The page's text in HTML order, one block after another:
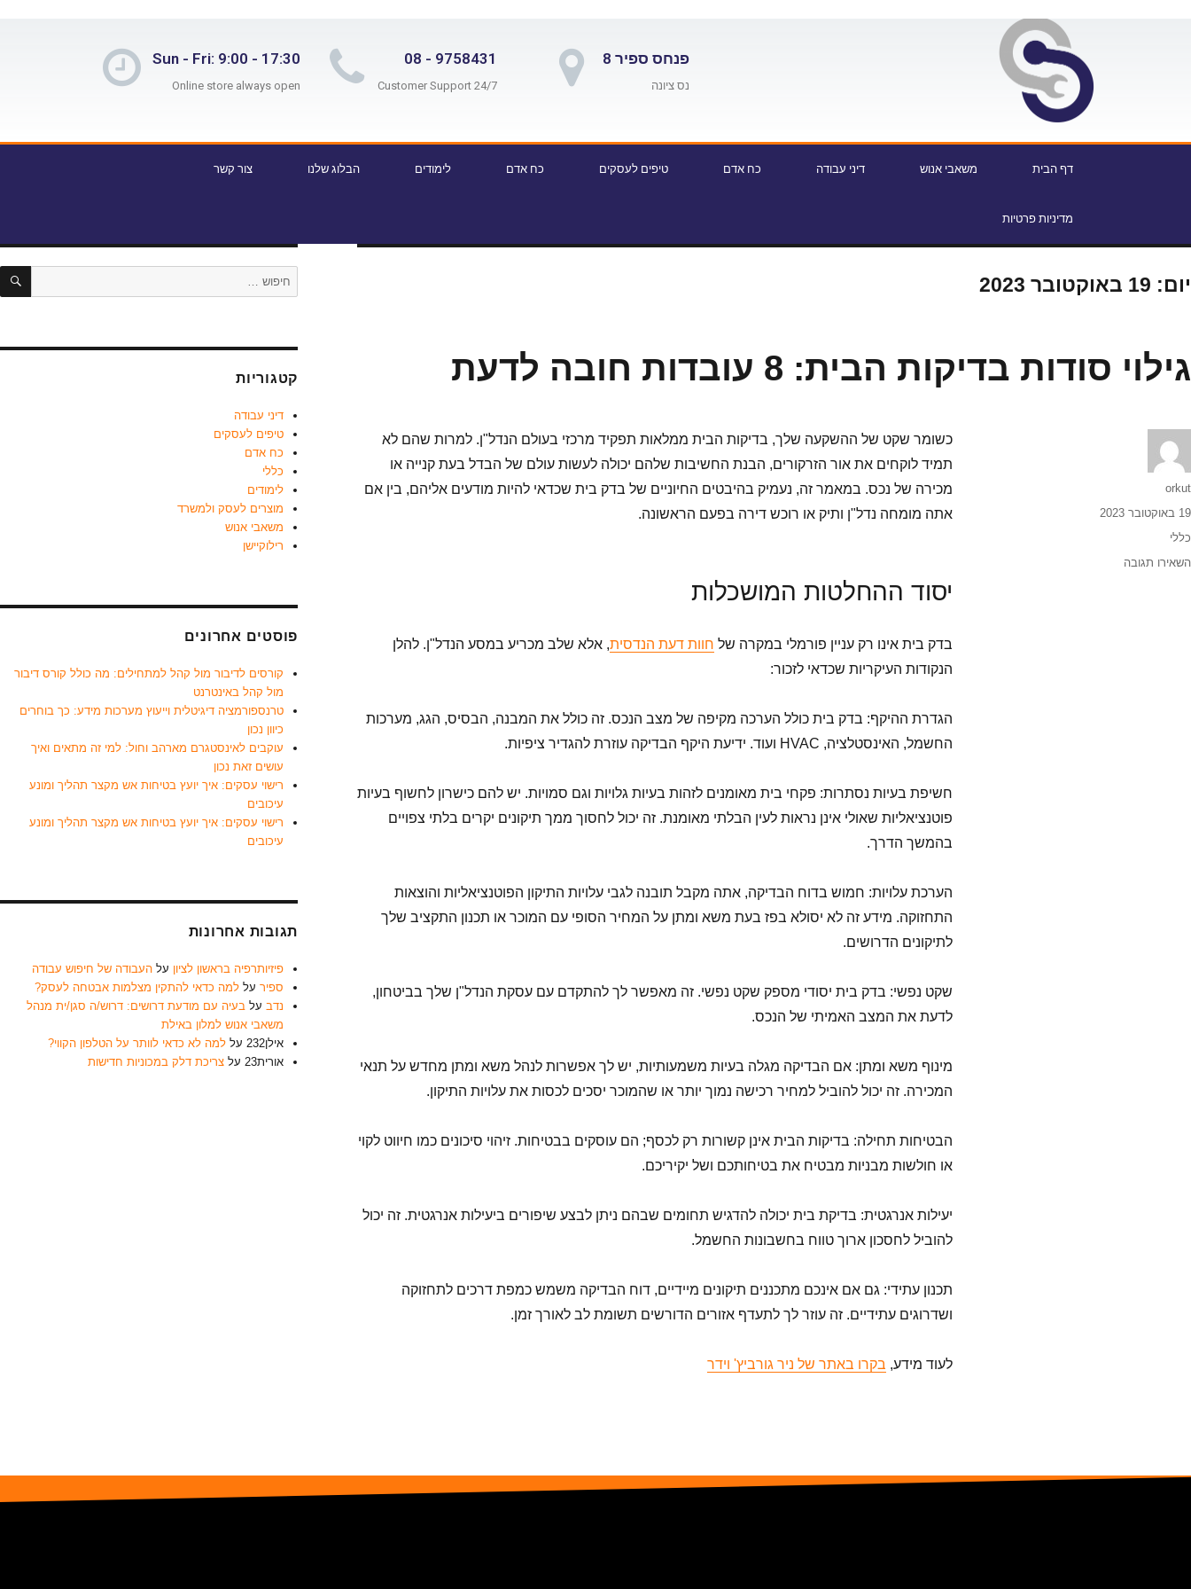
פנחס ספיר 8
נס ציונה
9758431 - 08
24/7 Customer Support
Sun - Fri: 9:00 - 17:30
Online store always open
דף הבית משאבי אנוש דיני עבודה כח אדם טיפים לעסקים כח אדם לימודים הבלוג שלנו צור קשר
מדיניות פרטיות
יום: 19 באוקטובר 2023
גילוי סודות בדיקות הבית: 8 עובדות חובה לדעת
כשומר שקט של ההשקעה שלך, בדיקות הבית ממלאות תפקיד מרכזי בעולם הנדל"ן. למרות שהם לא
תמיד לוקחים את אור הזרקורים, הבנת החשיבות שלהם יכולה לעשות עולם של הבדל בעת קנייה או
מכירה של נכס. במאמר זה, נעמיק בהיבטים החיוניים של בדק בית שכדאי להיות מודעים אליהם, בין אם
אתה מומחה נדל"ן ותיק או רוכש דירה בפעם הראשונה.
יסוד ההחלטות המושכלות
בדק בית אינו רק עניין פורמלי במקרה של חוות דעת הנדסית, אלא שלב מכריע במסע הנדל"ן. להלן
הנקודות העיקריות שכדאי לזכור:
הגדרת ההיקף: בדק בית כולל הערכה מקיפה של מצב הנכס. זה כולל את המבנה, הבסיס, הגג, מערכות
החשמל, האינסטלציה, HVAC ועוד. ידיעת היקף הבדיקה עוזרת להגדיר ציפיות.
חשיפת בעיות נסתרות: פקחי בית מאומנים לזהות בעיות גלויות וגם סמויות. יש להם כישרון לחשוף בעיות
פוטנציאליות שאולי אינן נראות לעין הבלתי מאומנת. זה יכול לחסוך ממך תיקונים יקרים בלתי צפויים
בהמשך הדרך.
הערכת עלויות: חמוש בדוח הבדיקה, אתה מקבל תובנה לגבי עלויות התיקון הפוטנציאליות והוצאות
התחזוקה. מידע זה לא יסולא בפז בעת משא ומתן על המחיר הסופי עם המוכר או תכנון התקציב שלך
לתיקונים הדרושים.
שקט נפשי: בדק בית יסודי מספק שקט נפשי. זה מאפשר לך להתקדם עם עסקת הנדל"ן שלך בביטחון,
לדעת את המצב האמיתי של הנכס.
מינוף משא ומתן: אם הבדיקה מגלה בעיות משמעותיות, יש לך אפשרות לנהל משא ומתן מחדש על תנאי
המכירה. זה יכול להוביל למחיר רכישה נמוך יותר או שהמוכר יסכים לכסות את עלויות התיקון.
הבטיחות תחילה: בדיקות הבית אינן קשורות רק לכסף; הם עוסקים בבטיחות. זיהוי סיכונים כמו חיווט לקוי
או חולשות מבניות מבטיח את בטיחותכם ושל יקיריכם.
יעילות אנרגטית: בדיקת בית יכולה להדגיש תחומים שבהם ניתן לבצע שיפורים ביעילות אנרגטית. זה יכול
להוביל לחסכון ארוך טווח בחשבונות החשמל.
תכנון עתידי: גם אם אינכם מתכננים תיקונים מיידיים, דוח הבדיקה משמש כמפת דרכים לתחזוקה
ושדרוגים עתידיים. זה עוזר לך לתעדף אזורים הדורשים תשומת לב לאורך זמן.
לעוד מידע, בקרו באתר של ניר גורביץ' וידר
orkut
19 באוקטובר 2023
כללי
השאירו תגובה
קטגוריות
דיני עבודה
טיפים לעסקים
כח אדם
כללי
לימודים
מוצרים לעסק ולמשרד
משאבי אנוש
רילוקיישן
פוסטים אחרונים
קורסים לדיבור מול קהל למתחילים: מה כולל קורס דיבור
מול קהל באינטרנט
טרנספורמציה דיגיטלית וייעוץ מערכות מידע: כך בוחרים
כיוון נכון
עוקבים לאינסטגרם מארהב וחול: למי זה מתאים ואיך
עושים זאת נכון
רישוי עסקים: איך יועץ בטיחות אש מקצר תהליך ומונע
עיכובים
רישוי עסקים: איך יועץ בטיחות אש מקצר תהליך ומונע
עיכובים
תגובות אחרונות
פיזיותרפיה בראשון לציון עלהעבודה של חיפוש עבודה
ספיר עללמה כדאי להתקין מצלמות אבטחה לעסק?
נדב עלבעיה עם מודעת דרושים: דרוש/ה סגן/ית מנהל
משאבי אנוש למלון באילת
אילן232
עללמה לא כדאי לוותר על הטלפון הקווי?
אורית23
עלצריכת דלק במכוניות חדישות